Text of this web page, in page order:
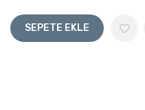
SEPETE EKLE